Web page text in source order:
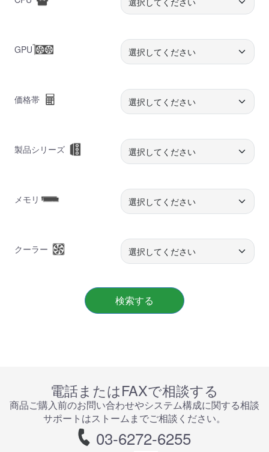
GPU
価格帯
製品シリーズ
メモリ
クーラー
検索する
電話またはFAXで相談する
商品ご購⼊前のお問い合わせやシステム構成に関する相談
サポートはストームまでご相談ください。
03-6272-6255